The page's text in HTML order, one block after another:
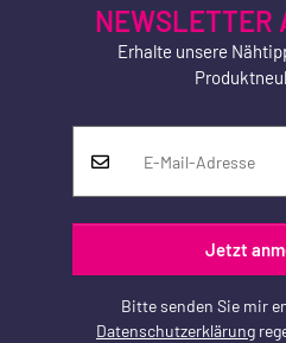
NEWSLETTER
Erhalte unsere
Jetzt
Bitte senden Sie mir
Datenschutzerklärung